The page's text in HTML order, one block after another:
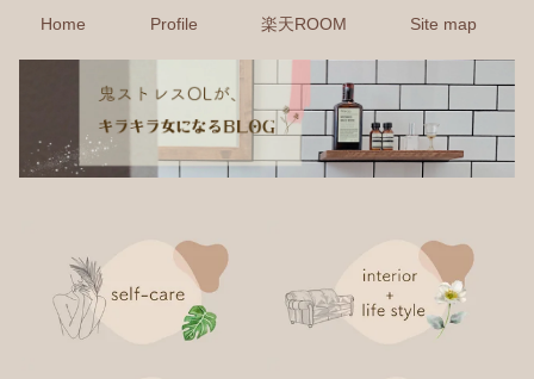
Home Profile 楽天ROOM Site map